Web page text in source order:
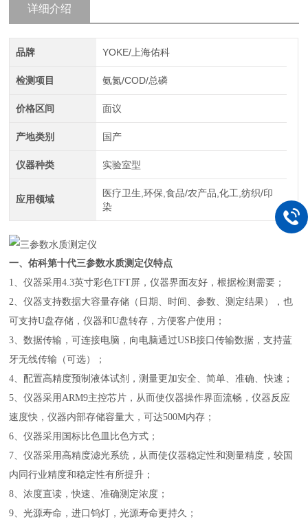
详细介绍
品牌 YOKE/上海佑科
检测项目 氨氮/COD/总磷
价格区间 面议
产地类别 国产
仪器种类 实验室型
应用领域
医疗卫生,环保,食品/农产品,化工,纺织/印
染
一、佑科第十代三参数水质测定仪特点
1、仪器采用4.3英寸彩色TFT屏，仪器界面友好，根据检测需要；
2、仪器支持数据大容量存储（日期、时间、参数、测定结果），也
可支持U盘存储，仪器和U盘转存，方便客户使用；
3、数据传输，可连接电脑，向电脑通过USB接口传输数据，支持蓝
牙无线传输（可选）；
4、配置高精度预制液体试剂，测量更加安全、简单、准确、快速；
5、仪器采用ARM9主控芯片，从而使仪器操作界面流畅，仪器反应
速度快，仪器内部存储容量大，可达500M内存；
6、仪器采用国标比色皿比色方式；
7、仪器采用高精度滤光系统，从而使仪器稳定性和测量精度，较国
内同行业精度和稳定性有所提升；
8、浓度直读，快速、准确测定浓度；
9、光源寿命，进口钨灯，光源寿命更持久；